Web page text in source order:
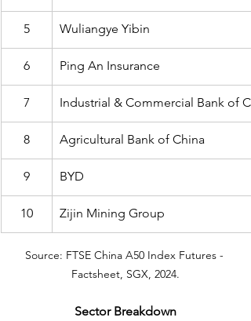
5 Wuliangye Yibin
6 Ping An Insurance
7 Industrial & Commercial Bank of
8 Agricultural Bank of China
9 BYD
10 Zijin Mining Group
Source: FTSE China A50 Index Futures -
Factsheet, SGX, 2024.
Sector Breakdown